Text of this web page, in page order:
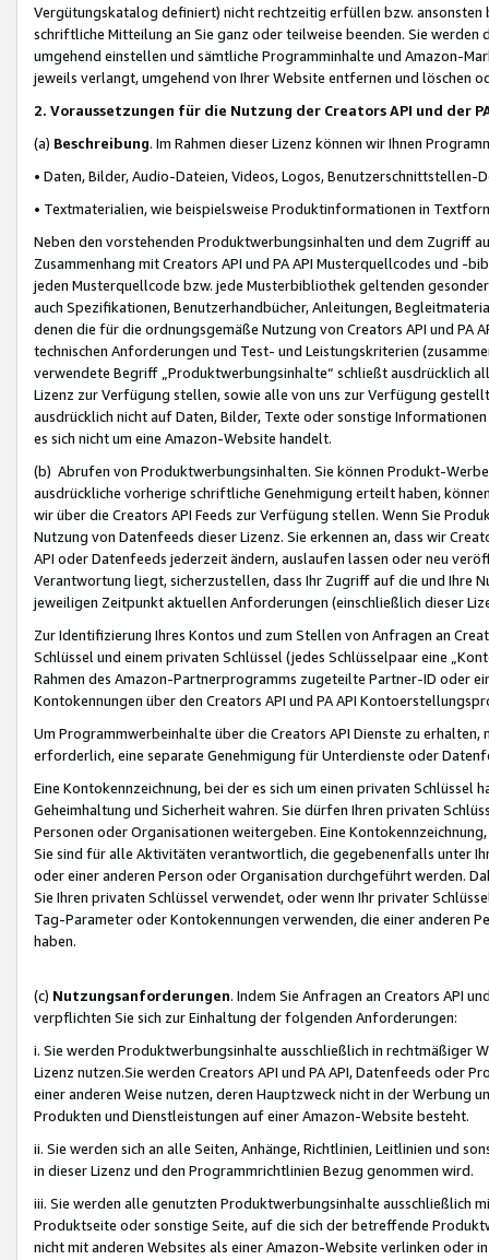
Vergütungskatalog definiert) nicht rechtzeitig erfüllen bzw. ansonsten
schriftliche Mitteilung an Sie ganz oder teilweise beenden. Sie werden
umgehend einstellen und sämtliche Programminhalte und Amazon-
jeweils verlangt, umgehend von Ihrer Website entfernen und löschen
2. Voraussetzungen für die Nutzung der Creators API und der
(a) Beschreibung. Im Rahmen dieser Lizenz können wir Ihnen
• Daten, Bilder, Audio-Dateien, Videos, Logos, Benutzerschnittstellen-
• Textmaterialien, wie beispielsweise Produktinformationen in
Neben den vorstehenden Produktwerbungsinhalten und dem Zugriff
Zusammenhang mit Creators API und PA API Musterquellcodes und
jeden Musterquellcode bzw. jede Musterbibliothek geltenden
auch Spezifikationen, Benutzerhandbücher, Anleitungen,
denen die für die ordnungsgemäße Nutzung von Creators API und PA
technischen Anforderungen und Test- und Leistungskriterien
verwendete Begriff „Produktwerbungsinhalte“ schließt ausdrücklich
Lizenz zur Verfügung stellen, sowie alle von uns zur Verfügung
ausdrücklich nicht auf Daten, Bilder, Texte oder sonstige
es sich nicht um eine Amazon-Website handelt.
(b) Abrufen von Produktwerbungsinhalten. Sie können Produkt-
ausdrückliche vorherige schriftliche Genehmigung erteilt haben,
wir über die Creators API Feeds zur Verfügung stellen. Wenn Sie
Nutzung von Datenfeeds dieser Lizenz. Sie erkennen an, dass wir
API oder Datenfeeds jederzeit ändern, auslaufen lassen oder neu
Verantwortung liegt, sicherzustellen, dass Ihr Zugriff auf die und Ihre
jeweiligen Zeitpunkt aktuellen Anforderungen (einschließlich dieser
Zur Identifizierung Ihres Kontos und zum Stellen von Anfragen an
Schlüssel und einem privaten Schlüssel (jedes Schlüsselpaar eine
Rahmen des Amazon-Partnerprogramms zugeteilte Partner-ID oder
Kontokennungen über den Creators API und PA API
Um Programmwerbeinhalte über die Creators API Dienste zu
erforderlich, eine separate Genehmigung für Unterdienste oder
Eine Kontokennzeichnung, bei der es sich um einen privaten
Geheimhaltung und Sicherheit wahren. Sie dürfen Ihren privaten
Personen oder Organisationen weitergeben. Eine
Sie sind für alle Aktivitäten verantwortlich, die gegebenenfalls unter
oder einer anderen Person oder Organisation durchgeführt werden.
Sie Ihren privaten Schlüssel verwendet, oder wenn Ihr privater
Tag-Parameter oder Kontokennungen verwenden, die einer anderen
haben.
(c) Nutzungsanforderungen. Indem Sie Anfragen an Creators API
verpflichten Sie sich zur Einhaltung der folgenden Anforderungen:
i. Sie werden Produktwerbungsinhalte ausschließlich in rechtmäßiger
Lizenz nutzen.Sie werden Creators API und PA API, Datenfeeds oder
einer anderen Weise nutzen, deren Hauptzweck nicht in der Werbung
Produkten und Dienstleistungen auf einer Amazon-Website besteht.
ii. Sie werden sich an alle Seiten, Anhänge, Richtlinien, Leitlinien und
in dieser Lizenz und den Programmrichtlinien Bezug genommen wird.
iii. Sie werden alle genutzten Produktwerbungsinhalte ausschließlich
Produktseite oder sonstige Seite, auf die sich der betreffende
nicht mit anderen Websites als einer Amazon-Website verlinken oder